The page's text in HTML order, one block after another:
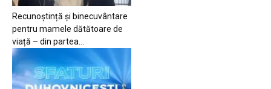
Recunoștință și binecuvântare
pentru mamele dătătoare de
viață – din partea...